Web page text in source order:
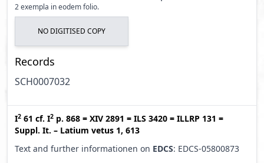
2 exempla in eodem folio.
NO DIGITISED COPY
Records
SCH0007032
I2 61 cf. I2 p. 868 = XIV 2891 = ILS 3420 = ILLRP 131 =
Suppl. It. – Latium vetus 1, 613
Text and further informationen on EDCS: EDCS-05800873